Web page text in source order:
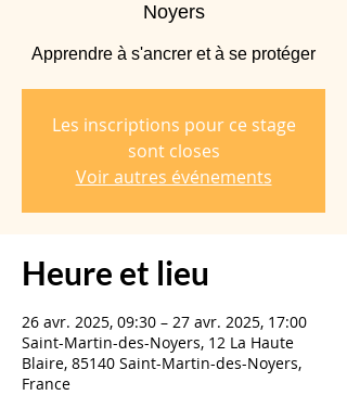
Noyers
Apprendre à s'ancrer et à se protéger
Les inscriptions pour ce stage
sont closes
Voir autres événements
Heure et lieu
26 avr. 2025, 09:30 – 27 avr. 2025, 17:00
Saint-Martin-des-Noyers, 12 La Haute
Blaire, 85140 Saint-Martin-des-Noyers,
France